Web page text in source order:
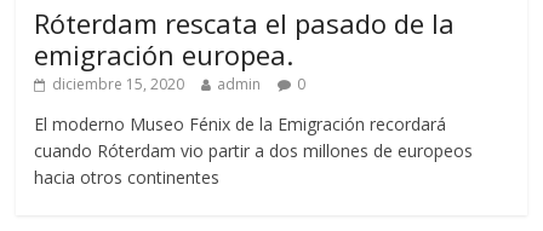
Róterdam rescata el pasado de la
emigración europea.
diciembre 15, 2020 admin 0
El moderno Museo Fénix de la Emigración recordará
cuando Róterdam vio partir a dos millones de europeos
hacia otros continentes